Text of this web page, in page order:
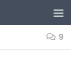
9